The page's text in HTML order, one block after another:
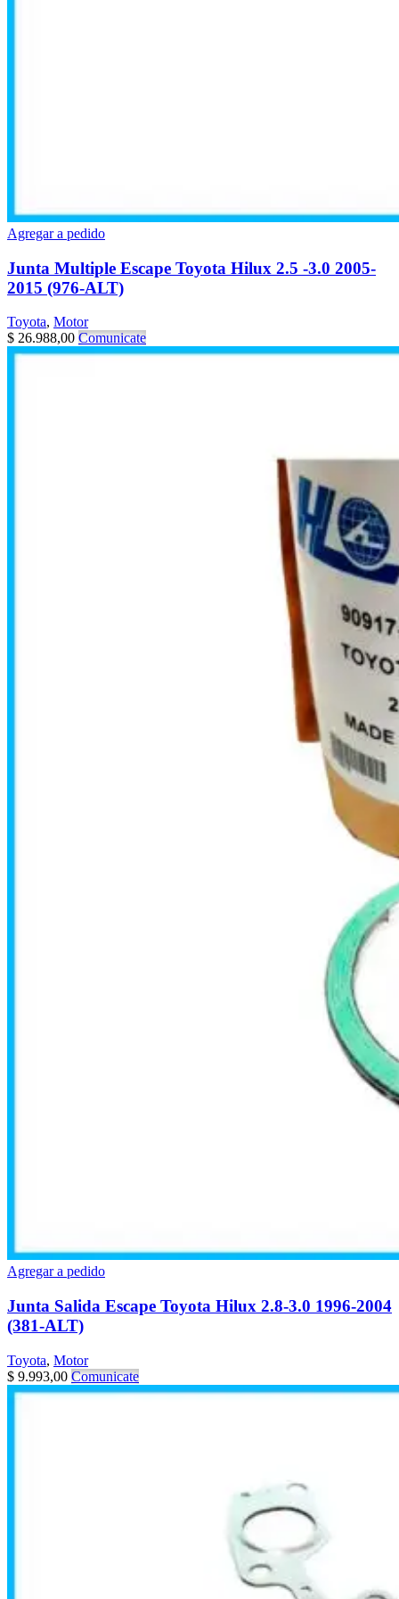
Agregar a pedido
Junta Multiple Escape Toyota Hilux 2.5 -3.0 2005-
2015 (976-ALT)
Toyota, Motor
$ 26.988,00 Comunicate
Agregar a pedido
Junta Salida Escape Toyota Hilux 2.8-3.0 1996-2004
(381-ALT)
Toyota, Motor
$ 9.993,00 Comunicate